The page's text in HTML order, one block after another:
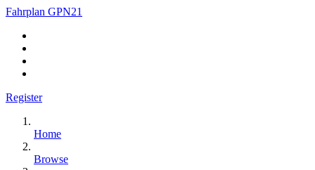
Fahrplan GPN21
Register
Home
Browse